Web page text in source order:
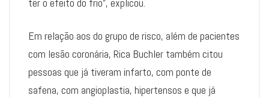
ter o efeito do frio”, explicou.
Em relação aos do grupo de risco, além de pacientes
com lesão coronária, Rica Buchler também citou
pessoas que já tiveram infarto, com ponte de
safena, com angioplastia, hipertensos e que já